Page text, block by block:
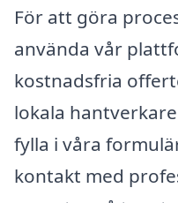
För att göra
använda vår
kostnadsfria
lokala
fylla i våra
kontakt med